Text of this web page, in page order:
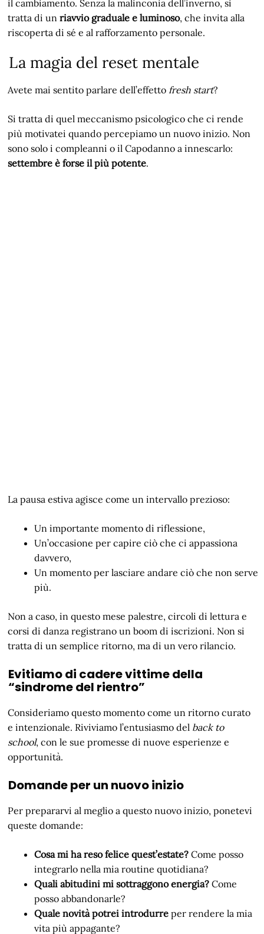
il cambiamento. Senza la malinconia dell’inverno, si
tratta di unriavvio graduale e luminoso, che invita alla
riscoperta di sé e al rafforzamento personale.
La magia del reset mentale
Avete mai sentito parlare dell’effetto fresh start?
Si tratta di quel meccanismo psicologico che ci rende
più motivatei quando percepiamo un nuovo inizio. Non
sono solo i compleanni o il Capodanno a innescarlo:
settembre è forse il più potente.
La pausa estiva agisce come un intervallo prezioso:
Un importante momento di riflessione,
Un’occasione per capire ciò che ci appassiona
davvero,
Un momento per lasciare andare ciò che non serve
più.
Non a caso, in questo mese palestre, circoli di lettura e
corsi di danza registrano un boom di iscrizioni. Non si
tratta di un semplice ritorno, ma di un vero rilancio.
Evitiamo di cadere vittime della
“sindrome del rientro”
Consideriamo questo momento come un ritorno curato
e intenzionale. Riviviamo l’entusiasmo del back to
school, con le sue promesse di nuove esperienze e
opportunità.
Domande per un nuovo inizio
Per prepararvi al meglio a questo nuovo inizio, ponetevi
queste domande:
Cosa mi ha reso felice quest’estate? Come posso
integrarlo nella mia routine quotidiana?
Quali abitudini mi sottraggono energia? Come
posso abbandonarle?
Quale novità potrei introdurre per rendere la mia
vita più appagante?